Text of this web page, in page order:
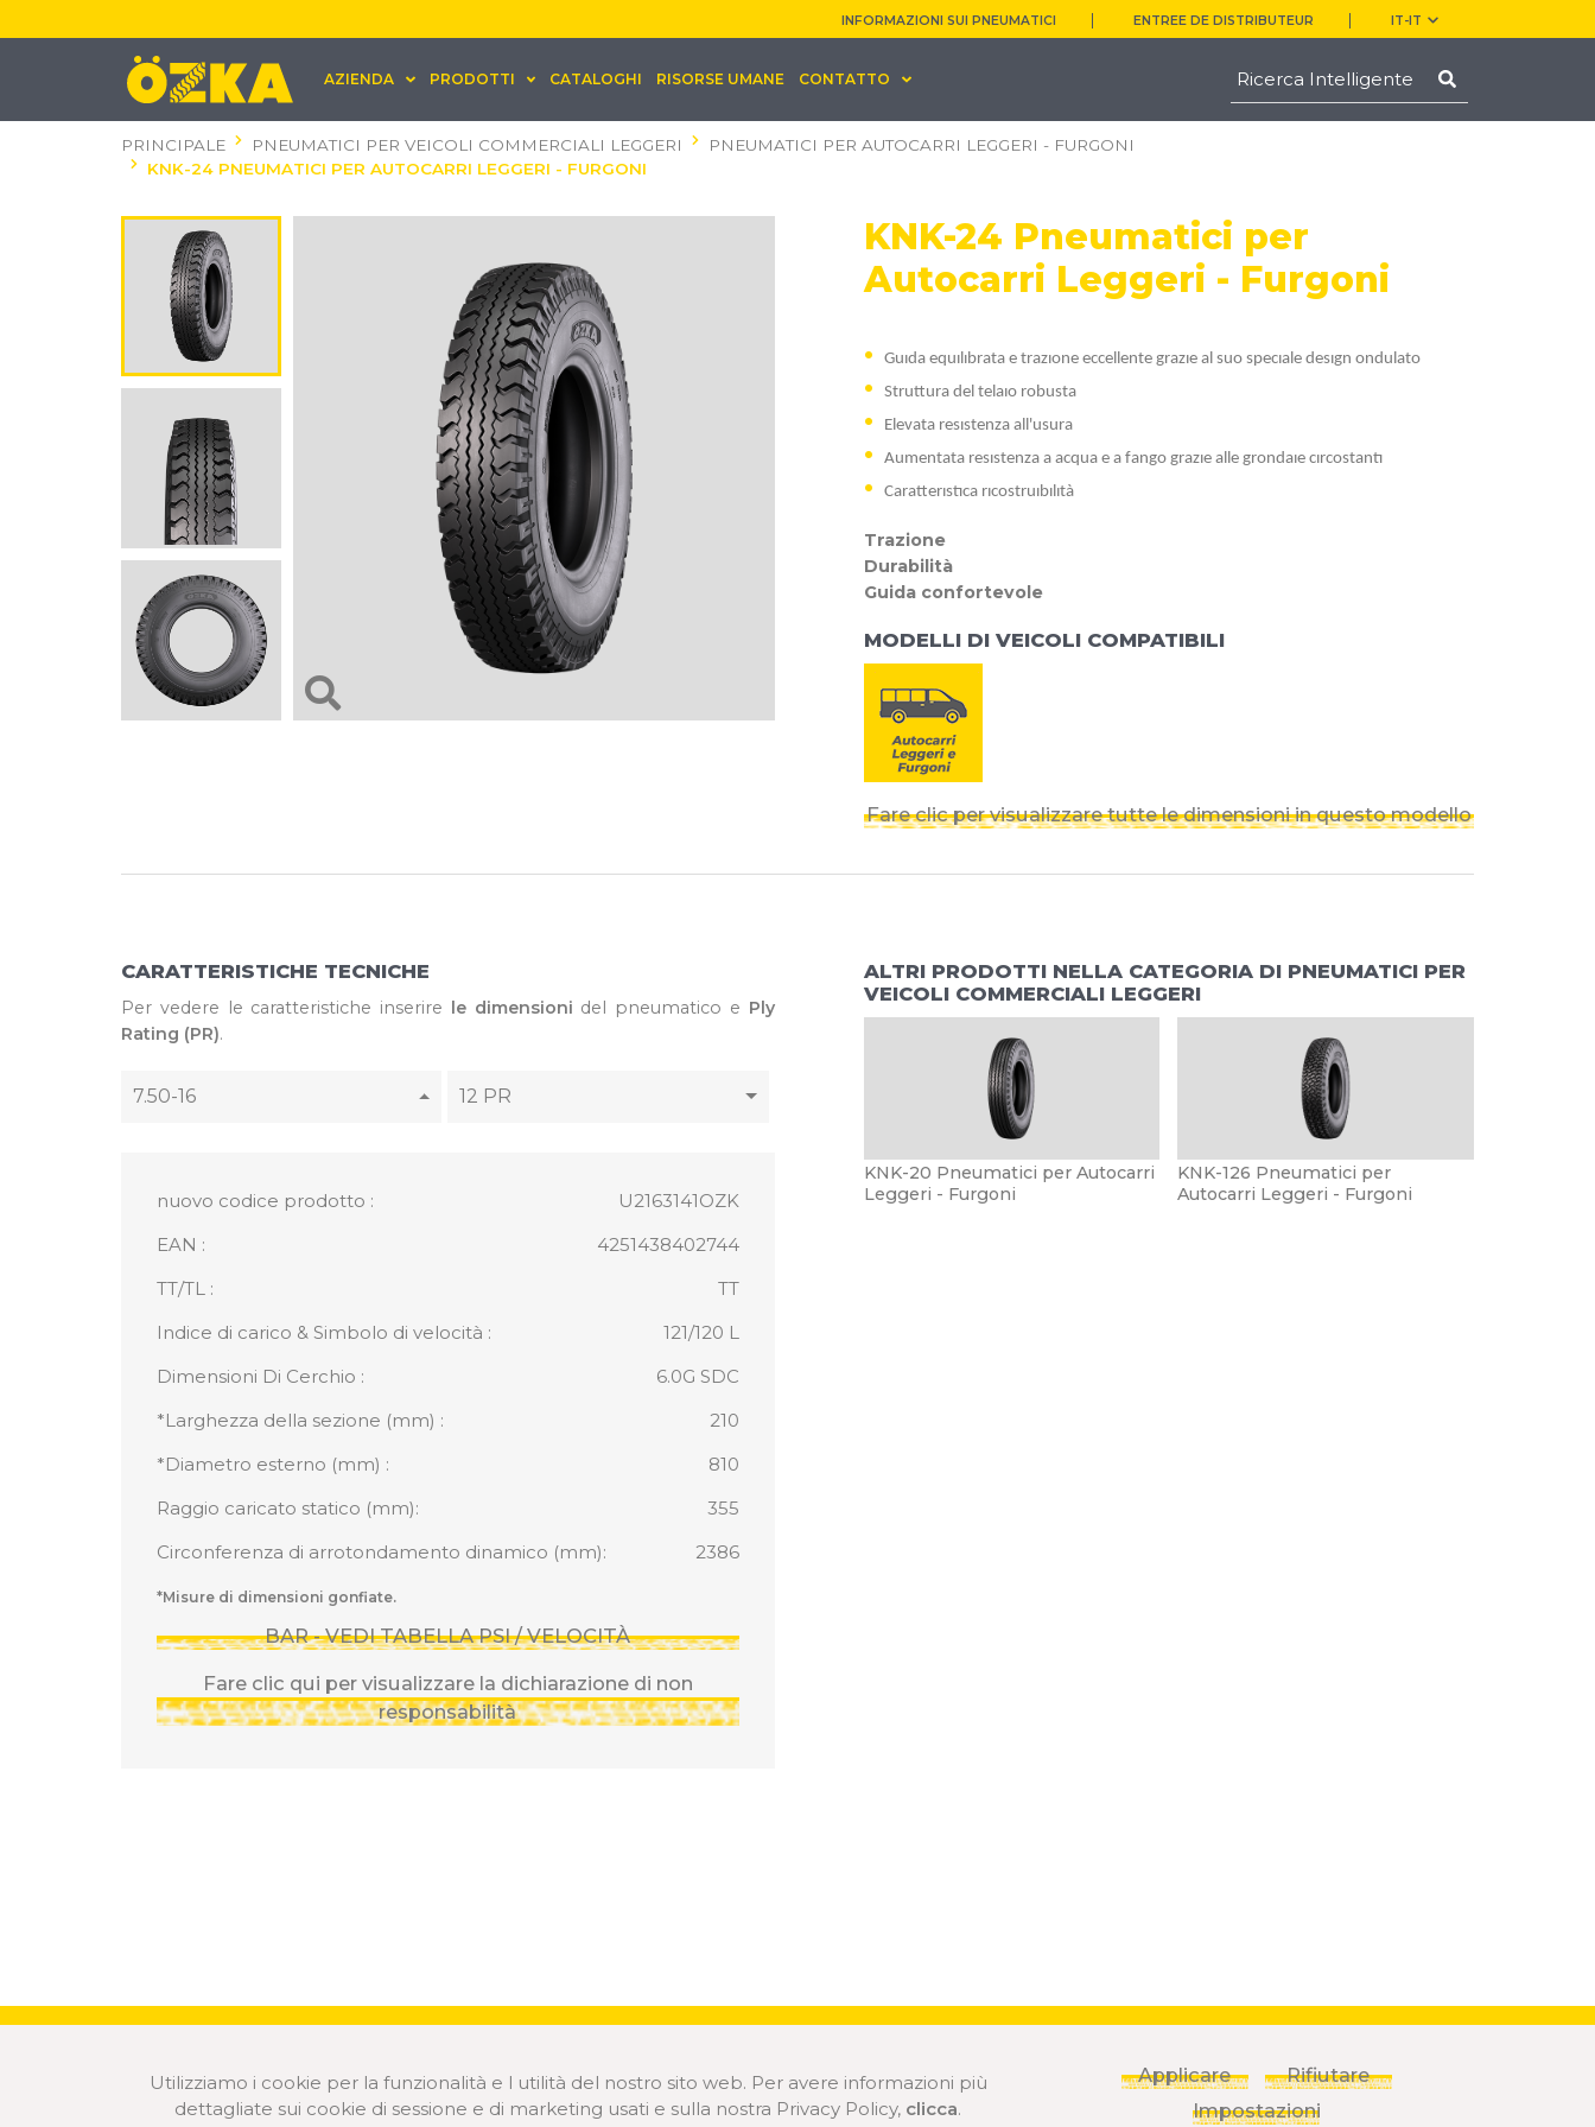
INFORMAZIONI SUI PNEUMATICI ENTREE DE DISTRIBUTEUR IT-IT
AZIENDA PRODOTTI CATALOGHI RISORSE UMANE CONTATTO
PRINCIPALE PNEUMATICI PER VEICOLI COMMERCIALI LEGGERI
PNEUMATICI PER AUTOCARRI LEGGERI - FURGONI
KNK-24 PNEUMATICI PER AUTOCARRI LEGGERI - FURGONI
KNK-24 Pneumatici per
Autocarri Leggeri - Furgoni
Guıda equılıbrata e trazıone eccellente grazıe al suo specıale desıgn ondulato
Struttura del telaıo robusta
Elevata resıstenza all'usura
Aumentata resıstenza a acqua e a fango grazıe alle grondaıe cırcostantı
Caratterıstıca rıcostruıbılıtà
Trazione
Durabilità
Guida confortevole
MODELLI DI VEICOLI COMPATIBILI
Fare clic per visualizzare tutte le dimensioni in questo modello
CARATTERISTICHE TECNICHE
Per vedere le caratteristiche inserire le dimensioni del pneumatico e Ply
Rating (PR).
7.50-16 12 PR
nuovo codice prodotto :
U2163141OZK
EAN :
4251438402744
TT/TL :
TT
Indice di carico & Simbolo di velocità :
121/120 L
Dimensioni Di Cerchio :
6.0G SDC
*Larghezza della sezione (mm) :
210
*Diametro esterno (mm) :
810
Raggio caricato statico (mm):
355
Circonferenza di arrotondamento dinamico (mm):
2386
*Misure di dimensioni gonfiate.
BAR - VEDI TABELLA PSI / VELOCITÀ
Fare clic qui per visualizzare la dichiarazione di non
responsabilità
ALTRI PRODOTTI NELLA CATEGORIA DI PNEUMATICI PER
VEICOLI COMMERCIALI LEGGERI
KNK-20 Pneumatici per Autocarri
Leggeri - Furgoni
KNK-126 Pneumatici per
Autocarri Leggeri - Furgoni
© 2020 ÖZKA Tutti i diritti riservati. POLITIQUE DE COOKIE POLITIQUE DE CONFIDENTIALITÉ CONDITIONS D'UTILISATION
Utilizziamo i cookie per la funzionalità e l utilità del nostro sito web. Per avere informazioni più
dettagliate sui cookie di sessione e di marketing usati e sulla nostra Privacy Policy, clicca.
Applicare
Rifiutare
Impostazioni